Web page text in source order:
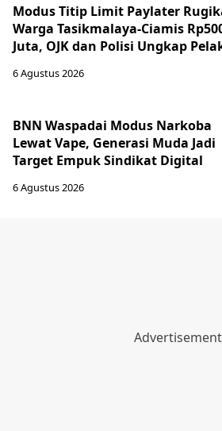
Modus Titip Limit Paylater
Warga Tasikmalaya-Ciamis
Juta, OJK dan Polisi Ungkap
6 Agustus 2026
BNN Waspadai Modus Narkoba
Lewat Vape, Generasi Muda Jadi
Target Empuk Sindikat Digital
6 Agustus 2026